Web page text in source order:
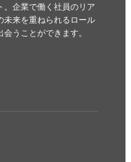
企業で働く社員のリア
未来を重ねられるロール
うことができます。